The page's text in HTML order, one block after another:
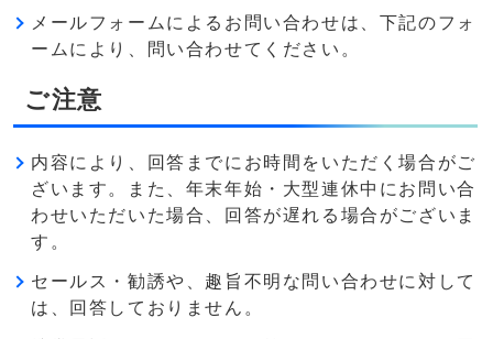
メールフォームによるお問い合わせは、下記のフォ
ームにより、問い合わせてください。
ご注意
内容により、回答までにお時間をいただく場合がご
ざいます。また、年末年始・大型連休中にお問い合
わせいただいた場合、回答が遅れる場合がございま
す。
セールス・勧誘や、趣旨不明な問い合わせに対して
は、回答しておりません。